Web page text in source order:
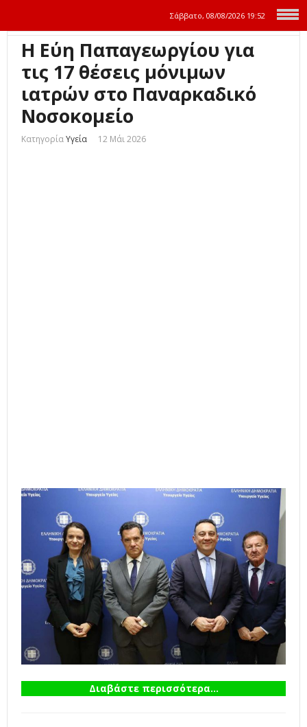
Σάββατο, 08/08/2026 19:52
Η Εύη Παπαγεωργίου για
τις 17 θέσεις μόνιμων
ιατρών στο Παναρκαδικό
Νοσοκομείο
ΚατηγορίαΥγεία 12 Μάι 2026
Διαβάστε περισσότερα...